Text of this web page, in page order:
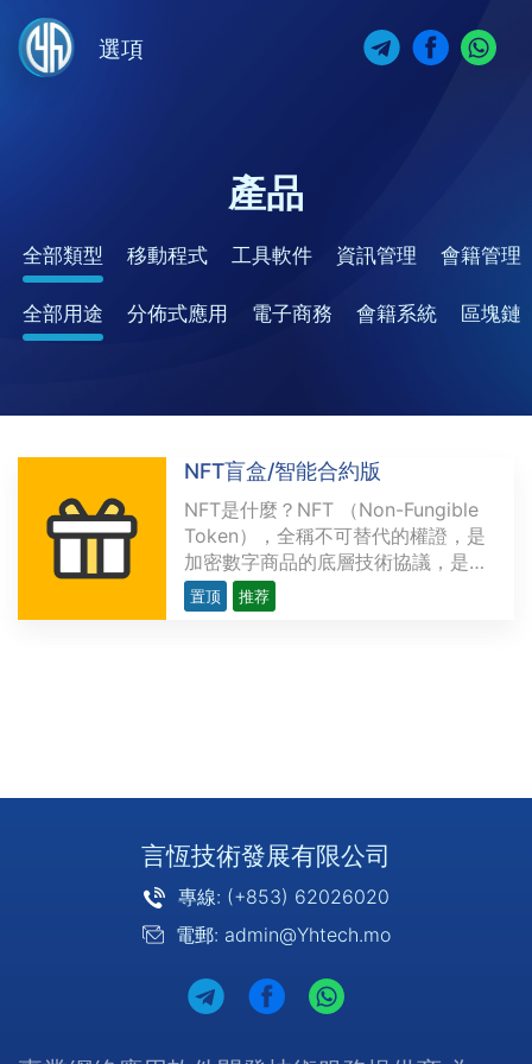
選項
產品
全部類型 移動程式 工具軟件 資訊管理 會籍管理
全部用途 分佈式應用 電子商務 會籍系統 區塊鏈
NFT盲盒/智能合約版
NFT是什麼？NFT （Non-Fungible
Token），全稱不可替代的權證，是
加密數字商品的底層技術協議，是以
區塊鏈技術為底層，用來表示數字作
品的唯一性，並可以永久存儲，具有
置顶 推荐
言恆技術發展有限公司
專線: (+853) 62026020
電郵: admin@Yhtech.mo